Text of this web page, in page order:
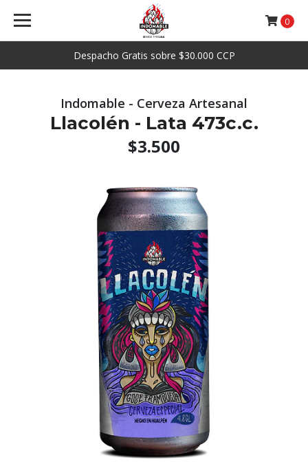
Despacho Gratis sobre $30.000 CCP
0
Indomable - Cerveza Artesanal
Llacolén - Lata 473c.c.
$3.500